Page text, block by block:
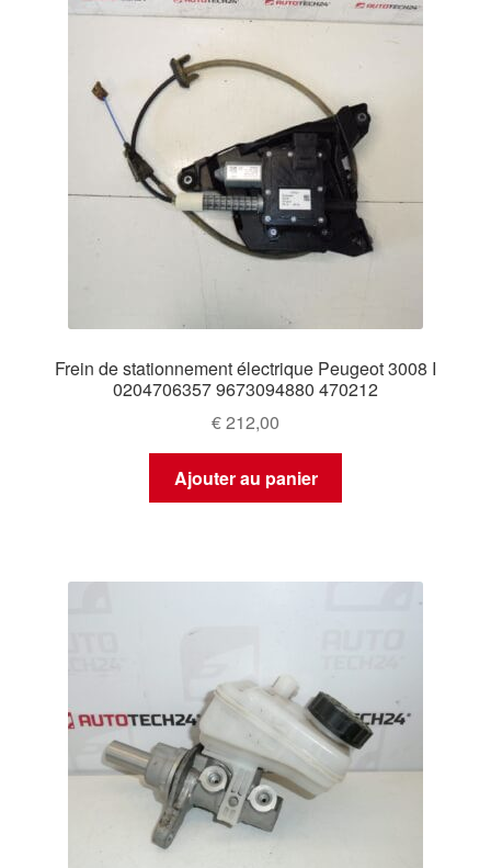
Frein de stationnement électrique Peugeot 3008 I
0204706357 9673094880 470212
€212,00
Ajouter au panier